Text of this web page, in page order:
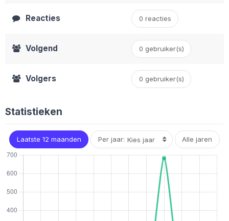
Reacties 0 reacties
Volgend 0 gebruiker(s)
Volgers 0 gebruiker(s)
Statistieken
Laatste 12 maanden Per jaar: Alle jaren